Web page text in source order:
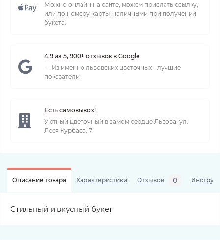
Можно онлайн на сайте, можем прислать ссылку,
или по номеру карты, наличными при получении
букета.
4,9 из 5, 900+ отзывов в Google
— Из именно львовских цветочных - лучшие
показатели
Есть самовывоз!
Уютный цветочный в самом сердце Львова: ул.
Леся Курбаса, 7
Описание товара Характеристики Отзывов 0
Стильный и вкусный букет